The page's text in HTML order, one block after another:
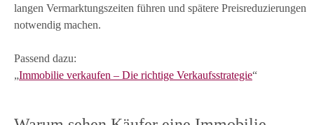
langen Vermarktungszeiten führen und spätere Preisreduzierungen
notwendig machen.
Passend dazu:
„Immobilie verkaufen – Die richtige Verkaufsstrategie“